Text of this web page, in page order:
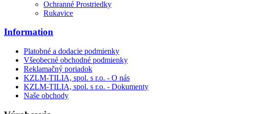
Ochranné Prostriedky
Rukavice
Information
Platobné a dodacie podmienky
Všeobecné obchodné podmienky
Reklamačný poriadok
KZLM-TILIA, spol. s r.o. - O nás
KZLM-TILIA, spol. s r.o. - Dokumenty
Naše obchody